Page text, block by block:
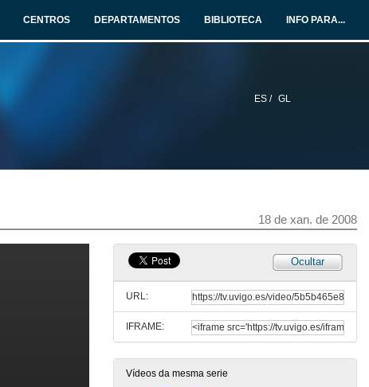
CENTROS DEPARTAMENTOS BIBLIOTECA INFO PARA...
ES / GL
18 de xan. de 2008
Ocultar
URL:
IFRAME:
Vídeos da mesma serie
17 de dec. de 2007